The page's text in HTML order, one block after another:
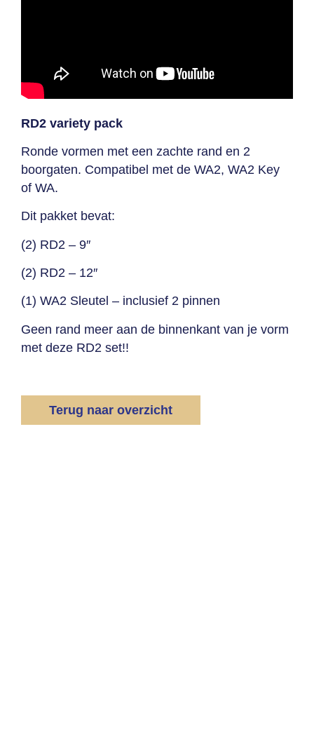
RD2 variety pack
Ronde vormen met een zachte rand en 2
boorgaten. Compatibel met de WA2, WA2 Key
of WA.
Dit pakket bevat:
(2) RD2 – 9″
(2) RD2 – 12″
(1) WA2 Sleutel – inclusief 2 pinnen
Geen rand meer aan de binnenkant van je vorm
met deze RD2 set!!
Terug naar overzicht